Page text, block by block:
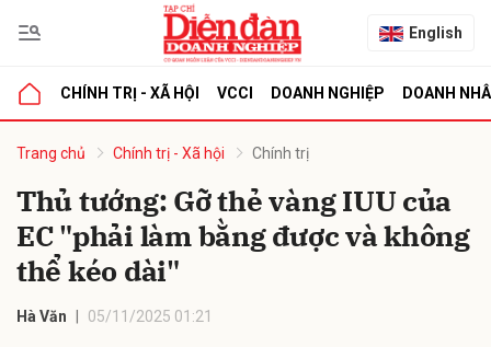
English
CHÍNH TRỊ - XÃ HỘI VCCI DOANH NGHIỆP DOANH
Trang chủ Chính trị - Xã hội Chính trị
Thủ tướng: Gỡ thẻ vàng IUU của
EC "phải làm bằng được và không
thể kéo dài"
Hà Văn 05/11/2025 01:21
luận